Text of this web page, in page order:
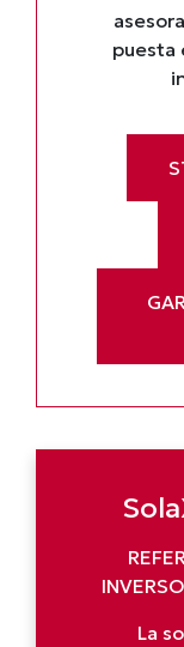
puesta
La